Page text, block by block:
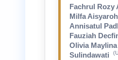
Fachrul Rozy
Milfa Aisyaroh
Annisatul
Fauziah
Olivia Maylina
Sulindawati